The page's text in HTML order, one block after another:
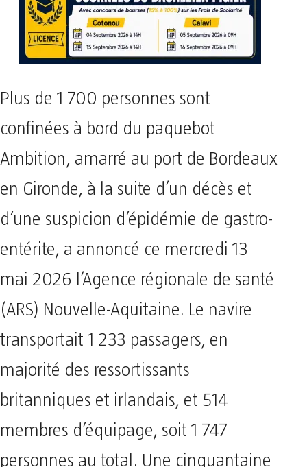
Plus de 1 700 personnes sont
confinées à bord du paquebot
Ambition, amarré au port de Bordeaux
en Gironde, à la suite d’un décès et
d’une suspicion d’épidémie de gastro-
entérite, a annoncé ce mercredi 13
mai 2026 l’Agence régionale de santé
(ARS) Nouvelle-Aquitaine. Le navire
transportait 1 233 passagers, en
majorité des ressortissants
britanniques et irlandais, et 514
membres d’équipage, soit 1 747
personnes au total. Une cinquantaine